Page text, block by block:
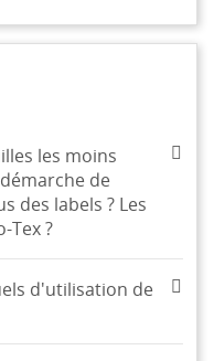
les moins
de
des labels ? Les
Tex ?
d'utilisation de